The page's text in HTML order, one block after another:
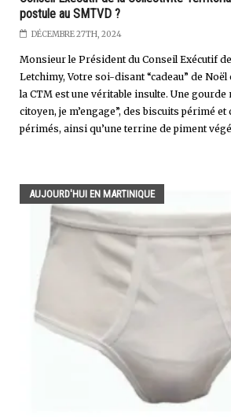
postule au SMTVD ?
DÉCEMBRE 27TH, 2024
Monsieur le Président du Conseil Exécutif
Letchimy, Votre soi-disant “cadeau” de
la CTM est une véritable insulte. Une gourde
citoyen, je m’engage”, des biscuits périmé
périmés, ainsi qu’une terrine de piment
AUJOURD'HUI EN MARTINIQUE